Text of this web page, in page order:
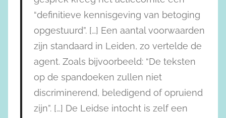
“definitieve kennisgeving van betoging
opgestuurd”. […] Een aantal voorwaarden
zijn standaard in Leiden, zo vertelde de
agent. Zoals bijvoorbeeld: “De teksten
op de spandoeken zullen niet
discriminerend, beledigend of opruiend
zijn”. […] De Leidse intocht is zelf een